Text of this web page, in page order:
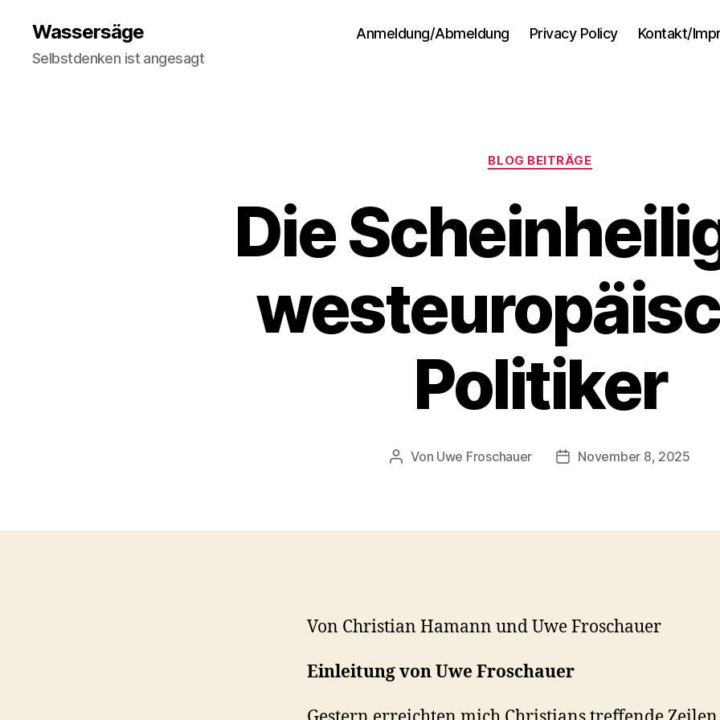
Wassersäge
Selbstdenken ist angesagt
Anmeldung/Abmeldung Privacy Policy Kontakt/
Kategorien
BLOG BEITRÄGE
Die
Politiker
Beitragsautor
Von Uwe Froschauer Beitragsdatum
November 8, 2025
Von Christian Hamann und Uwe Froschauer
Einleitung von Uwe Froschauer